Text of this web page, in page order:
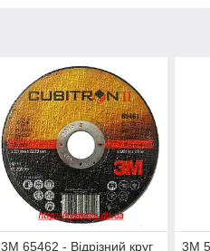
3M 65462 - Відрізний круг
3M